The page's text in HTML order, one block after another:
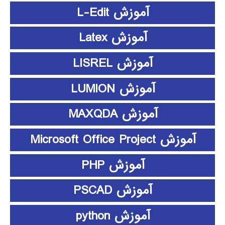
آموزش L-Edit
آموزش Latex
آموزش LISREL
آموزش LUMION
آموزش MAXQDA
آموزش Microsoft Office Project
آموزش PHP
آموزش PSCAD
آموزش python